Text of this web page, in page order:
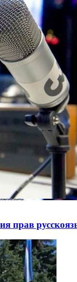
прав